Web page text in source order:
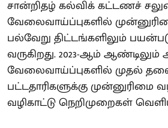
சான்றிதழ் கல்விக் கட்டணச்
வேலைவாய்ப்புகளில்
பல்வேறு திட்டங்களிலும்
வருகிறது. 2023-ஆம் ஆண்டிலும்
வேலைவாய்ப்புகளில் முதல்
பட்டதாரிகளுக்கு முன்னுரிமை
வழிகாட்டு நெறிமுறைகள்